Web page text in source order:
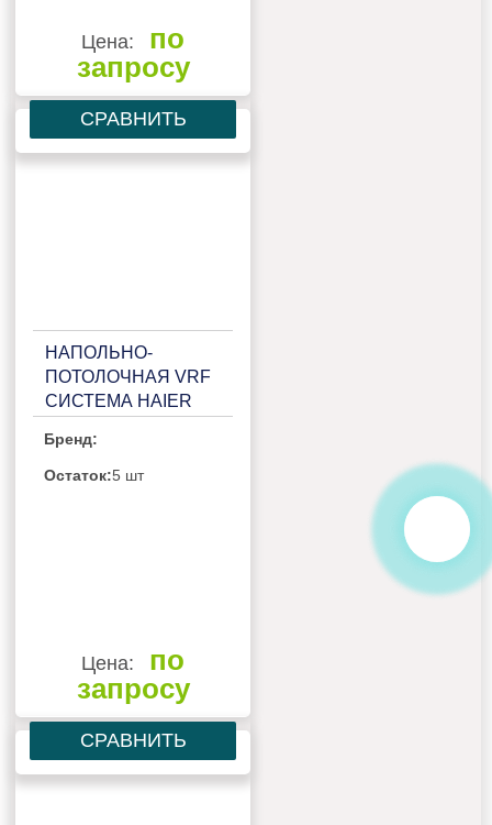
Цена:
по
запросу
СРАВНИТЬ
НАПОЛЬНО-
ПОТОЛОЧНАЯ VRF
СИСТЕМА HAIER
Бренд:
Остаток:5 шт
Цена:
по
запросу
СРАВНИТЬ